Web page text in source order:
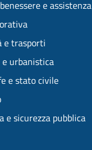
e assistenza
e trasporti
urbanistica
e stato civile
e sicurezza pubblica